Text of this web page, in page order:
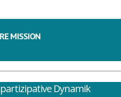
MISSION
Dynamik